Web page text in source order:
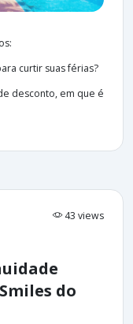
curtir suas férias?
desconto, em que é
43 views
do